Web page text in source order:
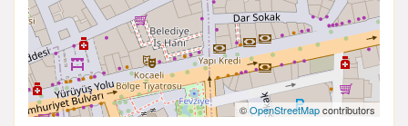
©OpenStreetMapcontributors